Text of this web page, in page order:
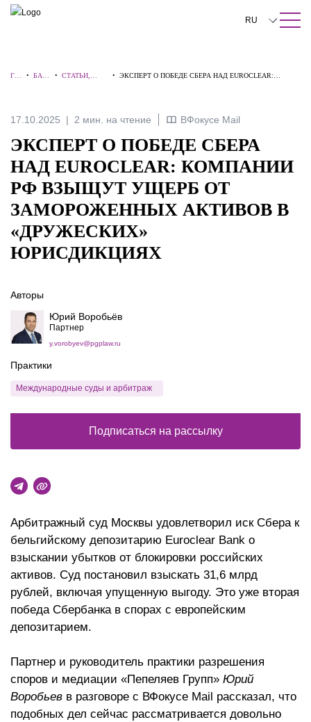
ПОИСК ПО САЙТУ Закрыть
RU
中文
Italiano
Français
ГЛ
•БАЗА
•СТАТЬИ,
•ЭКСПЕРТ О ПОБЕДЕ СБЕРА НАД EUROCLEAR:
17.10.2025 2 мин. на чтение ВФокусе Mail
ЭКСПЕРТ О ПОБЕДЕ СБЕРА
НАД EUROCLEAR: КОМПАНИИ
РФ ВЗЫЩУТ УЩЕРБ ОТ
ЗАМОРОЖЕННЫХ АКТИВОВ В
«ДРУЖЕСКИХ»
ЮРИСДИКЦИЯХ
Арбитражный суд Москвы удовлетворил иск Сбера к
бельгийскому депозитарию Euroclear Bank о
взыскании убытков от блокировки российских
активов. Суд постановил взыскать 31,6 млрд
рублей, включая упущенную выгоду. Это уже вторая
победа Сбербанка в спорах с европейским
депозитарием.
Партнер и руководитель практики разрешения
споров и медиации «Пепеляев Групп» Юрий
Воробьев в разговоре с ВФокусе Mail рассказал, что
подобных дел сейчас рассматривается довольно
Авторы
Юрий Воробьёв
Партнер
y.vorobyev@pgplaw.ru
Практики
Международные суды и арбитраж
Подписаться на рассылку